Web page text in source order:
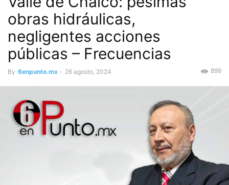
obras hidráulicas,
negligentes acciones
públicas – Frecuencias
By 6enpunto.mx - 26 agosto, 2024 899